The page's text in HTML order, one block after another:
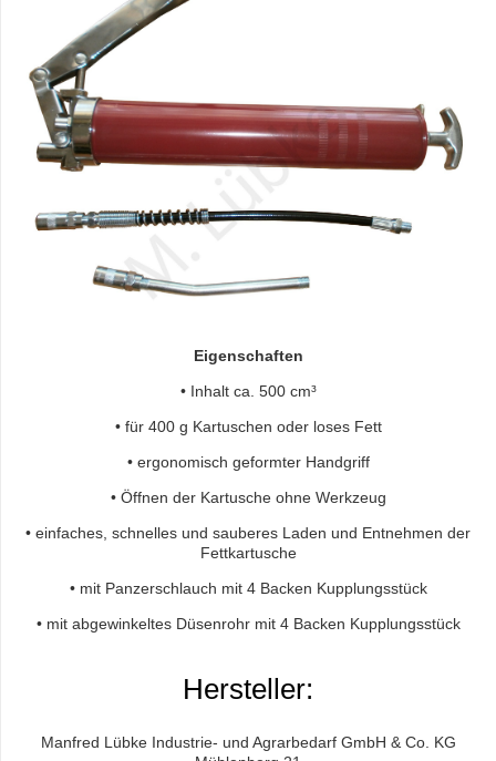
Eigenschaften
• Inhalt ca. 500 cm³
• für 400 g Kartuschen oder loses Fett
• ergonomisch geformter Handgriff
• Öffnen der Kartusche ohne Werkzeug
• einfaches, schnelles und sauberes Laden und Entnehmen der
Fettkartusche
• mit Panzerschlauch mit 4 Backen Kupplungsstück
• mit abgewinkeltes Düsenrohr mit 4 Backen Kupplungsstück
Hersteller:
Manfred Lübke Industrie- und Agrarbedarf GmbH & Co. KG